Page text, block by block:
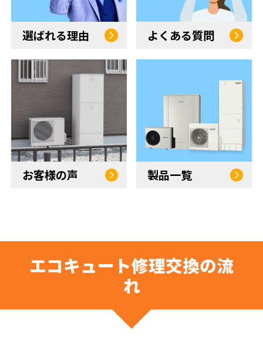
選ばれる理由 よくある質問
お客様の声 製品一覧
エコキュート修理交換の流
れ